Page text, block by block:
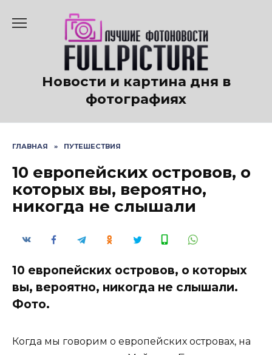
содержанию
Новости и картина дня в
фотографиях
ГЛАВНАЯ » ПУТЕШЕСТВИЯ
10 европейских островов, о
которых вы, вероятно,
никогда не слышали
10 европейских островов, о которых
вы, вероятно, никогда не слышали.
Фото.
Когда мы говорим о европейских островах, на